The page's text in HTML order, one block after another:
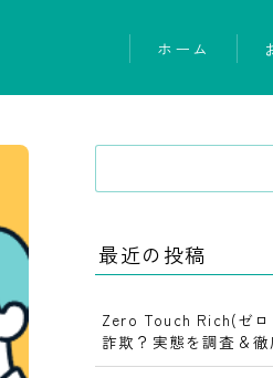
ホーム
最近の投稿
Zero Touch Rich(ゼ
詐欺？実態を調査＆徹